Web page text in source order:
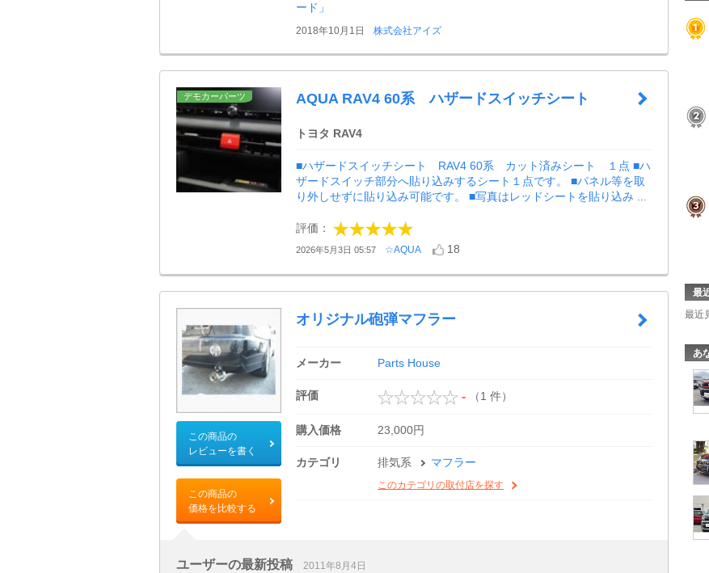
ード」
2018年10月1日 株式会社アイズ
デモカーパーツ AQUA RAV4 60系 ハザードスイッチシート
トヨタ RAV4
■ハザードスイッチシート RAV4 60系 カット済みシート １点 ■ハ
ザードスイッチ部分へ貼り込みするシート１点です。 ■パネル等を取
り外しせずに貼り込み可能です。 ■写真はレッドシートを貼り込み ...
評価：
2026年5月3日 05:57 ☆AQUA 18
この商品の
レビューを書く
この商品の
価格を比較する
オリジナル砲弾マフラー
メーカー Parts House
評価 - （1 件）
購入価格 23,000円
カテゴリ 排気系 マフラー
このカテゴリの取付店を探す
ユーザーの最新投稿 2011年8月4日
最
最近
あ